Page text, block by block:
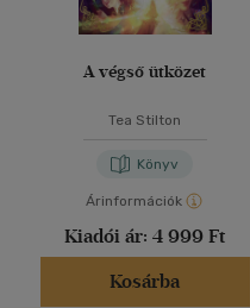
A végső ütközet
Tea Stilton
Könyv
Árinformációk
Kiadói ár: 4 999 Ft
Kosárba